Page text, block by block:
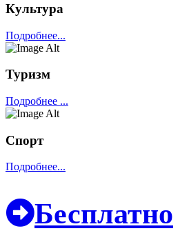
Культура
Подробнее...
Туризм
Подробнее ...
Спорт
Подробнее...
Бесплатно